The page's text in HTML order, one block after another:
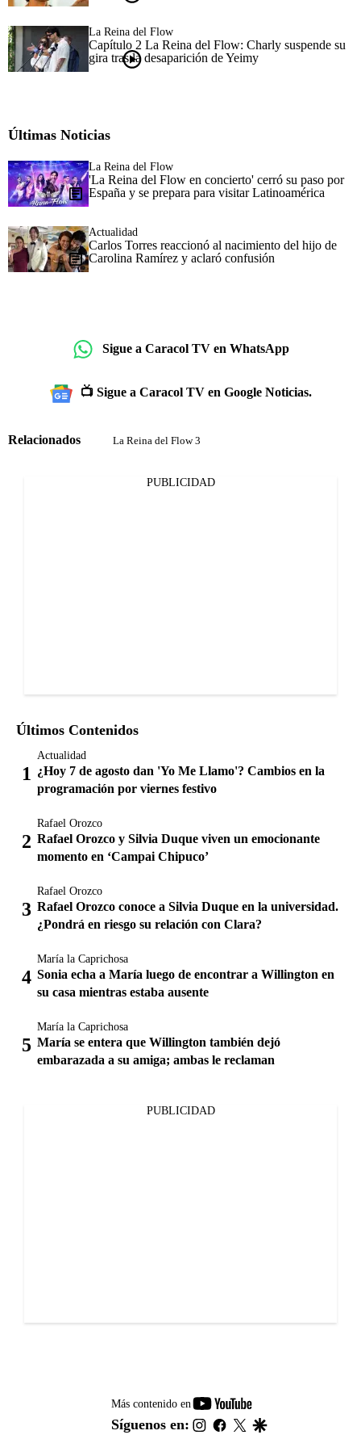
La Reina del Flow
Capítulo 2 La Reina del Flow: Charly suspende su
gira tras la desaparición de Yeimy
Últimas Noticias
La Reina del Flow
'La Reina del Flow en concierto' cerró su paso por
España y se prepara para visitar Latinoamérica
Actualidad
Carlos Torres reaccionó al nacimiento del hijo de
Carolina Ramírez y aclaró confusión
Sigue a Caracol TV en WhatsApp
📺 Sigue a Caracol TV en Google Noticias.
Relacionados La Reina del Flow 3
PUBLICIDAD
Últimos Contenidos
Actualidad
¿Hoy 7 de agosto dan 'Yo Me Llamo'? Cambios en la
programación por viernes festivo
Rafael Orozco
Rafael Orozco y Silvia Duque viven un emocionante
momento en ‘Campai Chipuco’
Rafael Orozco
Rafael Orozco conoce a Silvia Duque en la universidad.
¿Pondrá en riesgo su relación con Clara?
María la Caprichosa
Sonia echa a María luego de encontrar a Willington en
su casa mientras estaba ausente
María la Caprichosa
María se entera que Willington también dejó
embarazada a su amiga; ambas le reclaman
PUBLICIDAD
Más contenido en
youtube-
footer
Síguenos en: instagram
facebook
twitter